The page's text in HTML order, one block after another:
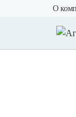
О